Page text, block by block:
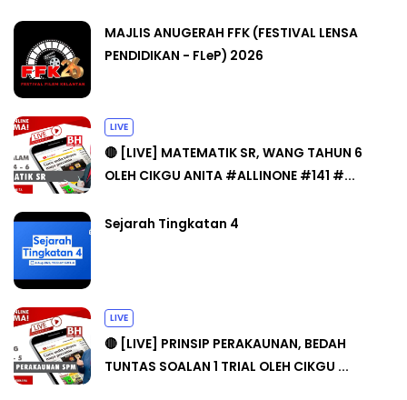
MAJLIS ANUGERAH FFK (FESTIVAL LENSA
PENDIDIKAN - FLeP) 2026
LIVE
🔴 [LIVE] MATEMATIK SR, WANG TAHUN 6
OLEH CIKGU ANITA #ALLINONE #141 #...
Sejarah Tingkatan 4
LIVE
🔴 [LIVE] PRINSIP PERAKAUNAN, BEDAH
TUNTAS SOALAN 1 TRIAL OLEH CIKGU ...